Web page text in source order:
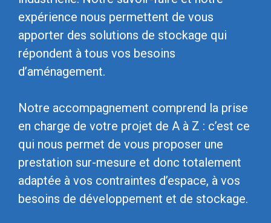
expérience nous permettent de vous
apporter des solutions de stockage qui
répondent à tous vos besoins
d’aménagement.
Notre accompagnement comprend la prise
en charge de votre projet de A à Z : c’est ce
qui nous permet de vous proposer une
prestation sur-mesure et donc totalement
adaptée à vos contraintes d’espace, à vos
besoins de développement et de stockage.